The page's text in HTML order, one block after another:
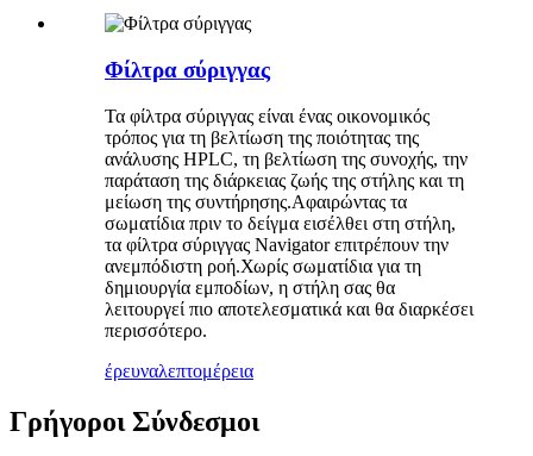
Φίλτρα σύριγγας
Τα φίλτρα σύριγγας είναι ένας οικονομικός
τρόπος για τη βελτίωση της ποιότητας της
ανάλυσης HPLC, τη βελτίωση της συνοχής, την
παράταση της διάρκειας ζωής της στήλης και τη
μείωση της συντήρησης.Αφαιρώντας τα
σωματίδια πριν το δείγμα εισέλθει στη στήλη,
τα φίλτρα σύριγγας Navigator επιτρέπουν την
ανεμπόδιστη ροή.Χωρίς σωματίδια για τη
δημιουργία εμποδίων, η στήλη σας θα
λειτουργεί πιο αποτελεσματικά και θα διαρκέσει
περισσότερο.
έρευναλεπτομέρεια
Γρήγοροι Σύνδεσμοι